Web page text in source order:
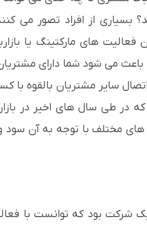
از افراد تصور می
های مارکتینگ یا
باعث می شود شما دارای
سایر مشتریان بالقوه با
در طی سال های اخیر در
مختلف با توجه به آن
مدیر یک شرکت بود که توانست